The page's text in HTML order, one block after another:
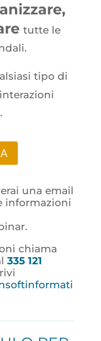
tutte le
tipo di
una email
informazioni
chiama
335 121